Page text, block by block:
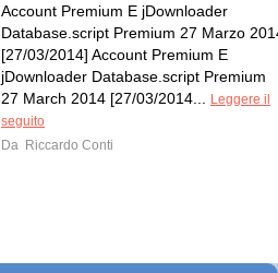
Account Premium E jDownloader
Database.script Premium 27 Marzo
[27/03/2014] Account Premium E
jDownloader Database.script Premium
27 March 2014 [27/03/2014...
Leggere il
seguito
Da Riccardo Conti